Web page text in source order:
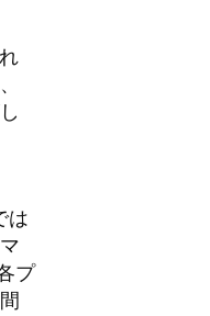
は
プ